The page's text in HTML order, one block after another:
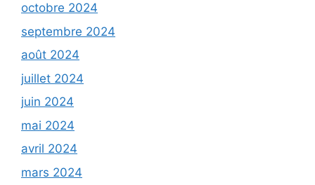
octobre 2024
septembre 2024
août 2024
juillet 2024
juin 2024
mai 2024
avril 2024
mars 2024